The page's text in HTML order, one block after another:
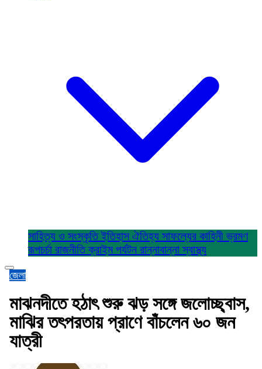
সাহিত্য ও সংস্কৃতিইতিহাস ঐতিহ্য সাফল্যের কাহিনীভ্রমণ
রূপচর্চা রাজনীতিক্রাইম পর্যটন রান্নাবান্নাস্বাস্থ্য
জেলা
মাঝনদীতে হঠাৎ শুরু ঝড় সঙ্গে জলোচ্ছ্বাস,
মাঝির তৎপরতায় প্রাণে বাঁচলেন ৬০ জন
যাত্রী